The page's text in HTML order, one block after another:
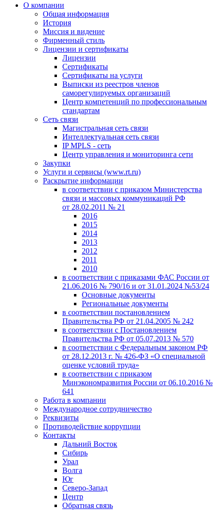
О компании
Общая информация
История
Миссия и видение
Фирменный стиль
Лицензии и сертификаты
Лицензии
Сертификаты
Сертификаты на услуги
Выписки из реестров членов
саморегулируемых организаций
Центр компетенций по профессиональным
стандартам
Сеть связи
Магистральная сеть связи
Интеллектуальная сеть связи
IP MPLS - сеть
Центр управления и мониторинга сети
Закупки
Услуги и сервисы (www.rt.ru)
Раскрытие информации
в соответствии с приказом Министерства
связи и массовых коммуникаций РФ
от 28.02.2011 № 21
2016
2015
2014
2013
2012
2011
2010
в соответствии с приказами ФАС России от
21.06.2016 № 790/16 и от 31.01.2024 №53/24
Основные документы
Региональные документы
в соответствии постановлением
Правительства РФ от 21.04.2005 № 242
в соответствии с Постановлением
Правительства РФ от 05.07.2013 № 570
в соответствии с Федеральным законом РФ
от 28.12.2013 г. № 426-ФЗ «О специальной
оценке условий труда»
в соответствии с приказом
Минэкономразвития России от 06.10.2016 №
641
Работа в компании
Международное сотрудничество
Реквизиты
Противодействие коррупции
Контакты
Дальний Восток
Сибирь
Урал
Волга
Юг
Северо-Запад
Центр
Обратная связь